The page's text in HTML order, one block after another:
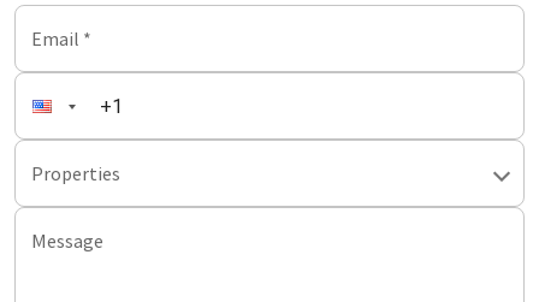
Email *
Properties
Message